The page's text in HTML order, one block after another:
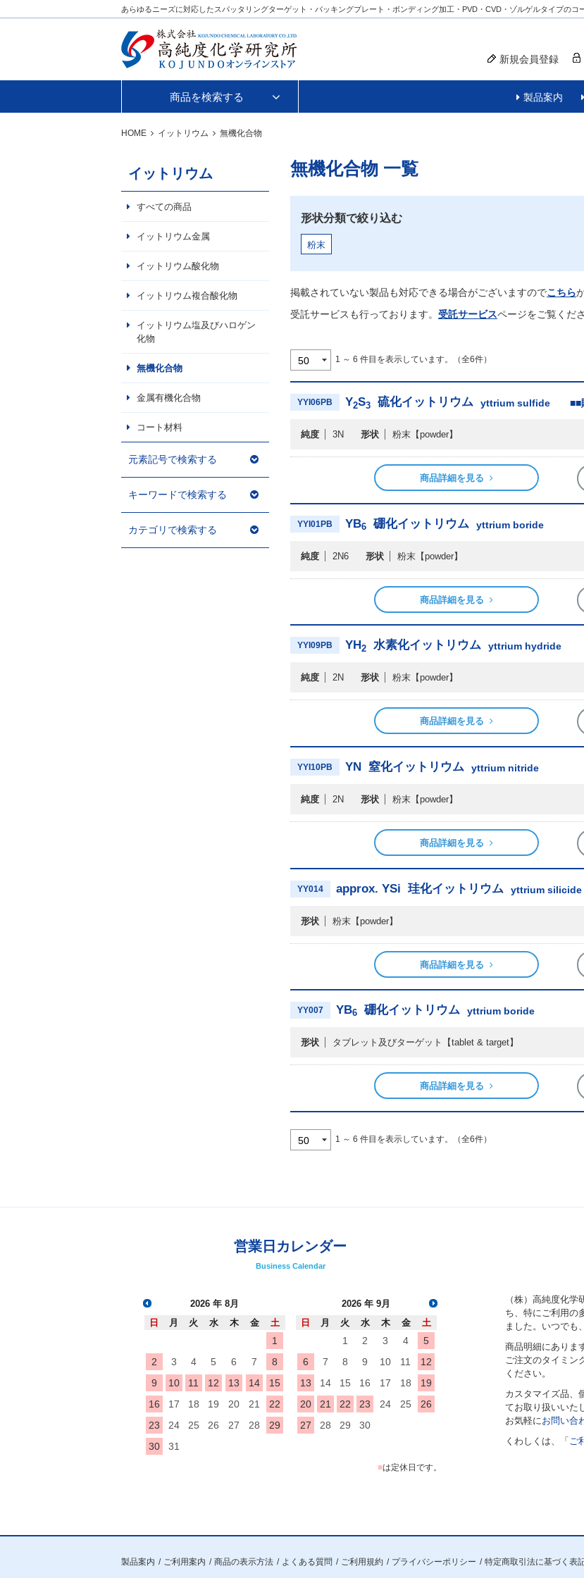
あらゆるニーズに対応したスパッタリングターゲット・バッキングプレート・ボンディング加工・PVD・CVD・ゾルゲルタイプのコ
新規会員登録
商品を検索する 製品案内
HOME イットリウム 無機化合物
イットリウム
すべての商品
イットリウム金属
イットリウム酸化物
イットリウム複合酸化物
イットリウム塩及びハロゲン
化物
無機化合物
金属有機化合物
コート材料
元素記号で検索する
キーワードで検索する
カテゴリで検索する
無機化合物 一覧
形状分類で絞り込む
粉末
掲載されていない製品も対応できる場合がございますのでこちら
受託サービスも行っております。 受託サービスページをご覧くださ
1 ～ 6 件目を表示しています。（全6件）
YYI06PB Y2S3 硫化イットリウム yttrium sulfide ■■
純度 3N 形状 粉末 【powder】
商品詳細を見る
YYI01PB YB6 硼化イットリウム yttrium boride
純度 2N6 形状 粉末 【powder】
商品詳細を見る
YYI09PB YH 2 水素化イットリウム yttrium hydride
純度 2N 形状 粉末 【powder】
商品詳細を見る
YYI10PB YN 窒化イットリウム yttrium nitride
純度 2N 形状 粉末 【powder】
商品詳細を見る
YY014 approx. YSi 珪化イットリウム yttrium silicide
形状 粉末 【powder】
商品詳細を見る
YY007 YB6 硼化イットリウム yttrium boride
形状 タブレット及びターゲット 【tablet & target】
商品詳細を見る
1 ～ 6 件目を表示しています。（全6件）
（株）高純度化
ち、特にご利用の
ました。いつでも
商品明細にありま
ご注文のタイミン
ください。
カスタマイズ品、
てお取り扱いいた
お気軽に お問い合
くわしくは、「 ご
営業日カレンダー
Business Calendar
2026 年 8月
日
月 火 水 木 金 土
1
2
3 4 5 6 7
8
9
10 11 12 13 14
15
16
17 18 19 20 21
22
23
24 25 26 27 28
29
30
31
2026 年 9月
日
月 火 水 木 金 土
1 2 3 4
5
6
7 8 9 10 11
12
13
14 15 16 17 18
19
20
21 22 23 24 25
26
27
28 29 30
■は定休日です。
製品案内 ご利用案内 商品の表示方法 よくある質問 ご利用規約 プライバシーポリシー 特定商取引法に基づく表